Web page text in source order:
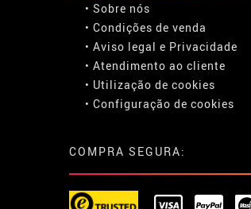
• Sobre nós
• Condições de venda
• Aviso legal e Privacidade
• Atendimento ao cliente
• Utilização de cookies
• Configuração de cookies
COMPRA SEGURA: